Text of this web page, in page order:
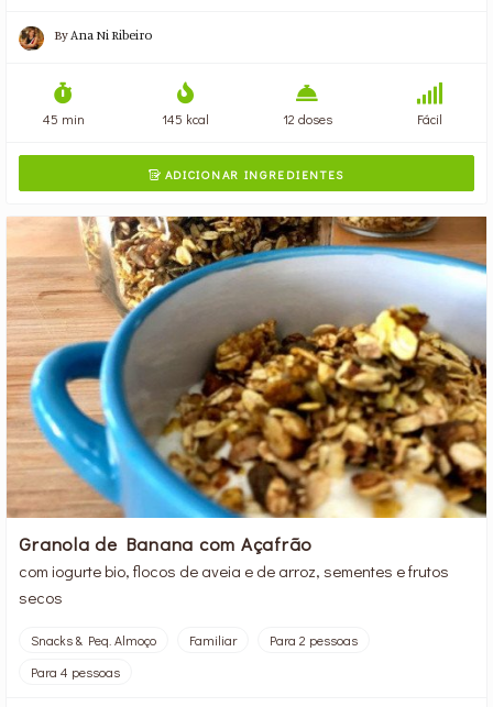
ByAna Ni Ribeiro
45 min 145 kcal 12 doses Fácil
ADICIONAR INGREDIENTES
Granola de Banana com Açafrão
com iogurte bio, flocos de aveia e de arroz, sementes e frutos
secos
Snacks & Peq. Almoço Familiar
Para 2 pessoas
Para 4 pessoas